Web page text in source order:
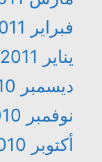
فبراير 2011
يناير 2011
ديسمبر 2010
نوفمبر 2010
أكتوبر 2010